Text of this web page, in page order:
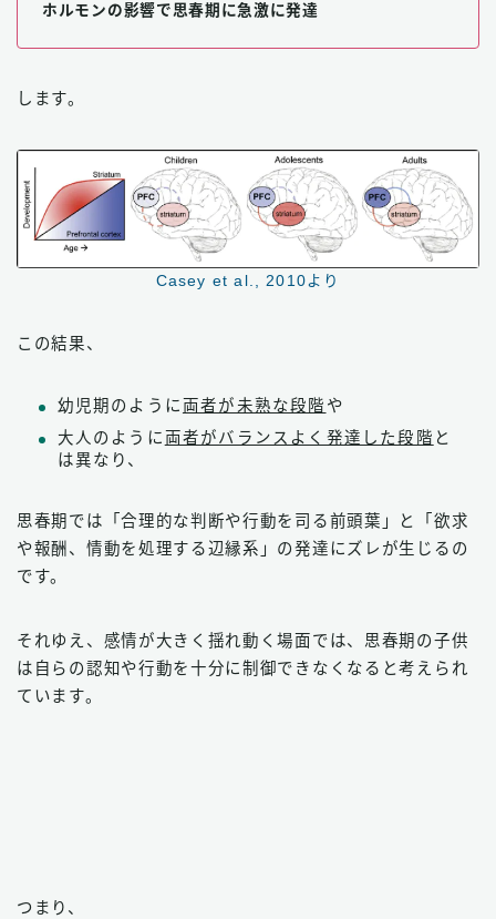
ホルモンの影響で思春期に急激に発達
します。
Casey et al., 2010より
この結果、
幼児期のように 両者が未熟な段階 や
大人のように 両者がバランスよく発達した段階 と
は異なり、
思春期では「合理的な判断や行動を司る前頭葉」と「欲求
や報酬、情動を処理する辺縁系」の発達にズレが生じるの
です。
それゆえ、感情が大きく揺れ動く場面では、思春期の子供
は自らの認知や行動を十分に制御できなくなると考えられ
ています。
つまり、